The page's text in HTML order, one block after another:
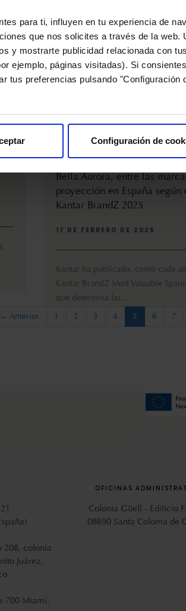
para ti, influyen en tu experiencia de
que nos solicites a través de la
y mostrarte publicidad relacionada con
ejemplo, páginas visitadas). Si
tus preferencias pulsando
Configuración de
Bella Aurora, entre las
Kantar BrandZ 2025
17 DE FEBRERO DE 2025
que determina las...
← Anterior 1 2 3 4 5 (current)
6 7
208, colonia
Juárez,
700 Miami,
OFICINAS
Colonia Güell - Edificio
08690 Santa Coloma de